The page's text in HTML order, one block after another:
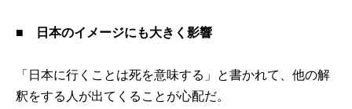
■ 日本のイメージにも大きく影響
「日本に行くことは死を意味する」と書かれて、他の解
釈をする人が出てくることが心配だ。